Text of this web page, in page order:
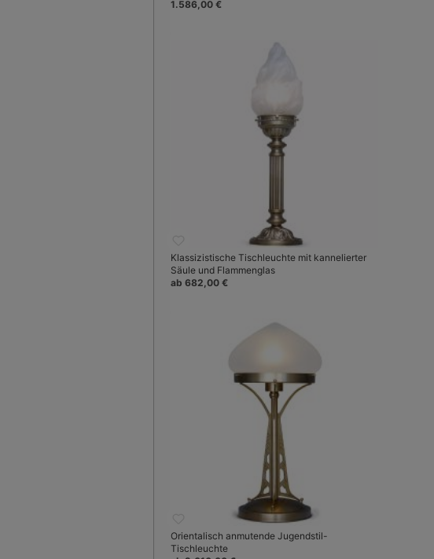
1.586,00 €
Klassizistische Tischleuchte mit kannelierter
Säule und Flammenglas
ab 682,00 €
Orientalisch anmutende Jugendstil-
Tischleuchte